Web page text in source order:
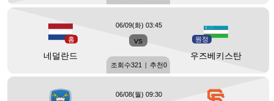
홈
네덜란드
vs 원정
우즈베키스탄
06/09(화) 03:45
조회수321 | 추천0
06/08(월) 09:30